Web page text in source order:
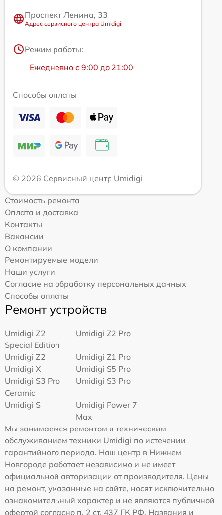
Проспект Ленина, 33
Адрес сервисного центра Umidigi
Режим работы:
Ежедневно с 9:00 до 21:00
Способы оплаты
© 2026 Сервисный центр Umidigi
Стоимость ремонта
Оплата и доставка
Контакты
Вакансии
О компании
Ремонтируемые модели
Наши услуги
Согласие на обработку персональных данных
Способы оплаты
Ремонт устройств
Umidigi Z2
Special Edition
Umidigi Z2 Pro
Umidigi Z2
Umidigi Z1 Pro
Umidigi X
Umidigi S5 Pro
Umidigi S3 Pro
Ceramic
Umidigi S3 Pro
Umidigi S
Umidigi Power 7
Max
Мы занимаемся ремонтом и техническим
обслуживанием техники Umidigi по истечении
гарантийного периода. Наш центр в Нижнем
Новгороде работает независимо и не имеет
официальной авторизации от производителя. Цены
на ремонт, указанные на сайте, носят исключительно
ознакомительный характер и не являются публичной
офертой согласно п. 2 ст. 437 ГК РФ. Названия и